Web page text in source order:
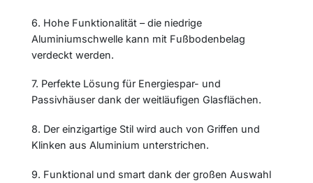
6. Hohe Funktionalität – die niedrige
Aluminiumschwelle kann mit Fußbodenbelag
verdeckt werden.
7. Perfekte Lösung für Energiespar- und
Passivhäuser dank der weitläufigen Glasflächen.
8. Der einzigartige Stil wird auch von Griffen und
Klinken aus Aluminium unterstrichen.
9. Funktional und smart dank der großen Auswahl